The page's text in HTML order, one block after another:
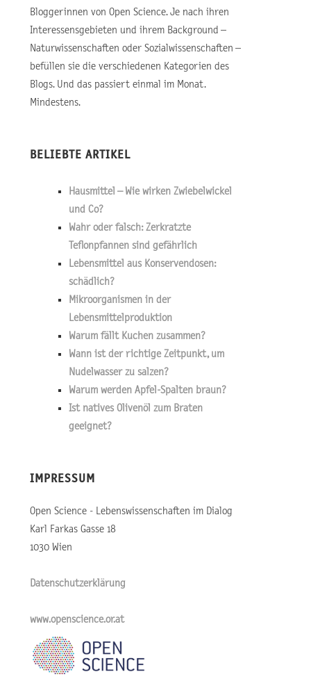
Bloggerinnen von Open Science. Je nach ihren
Interessensgebieten und ihrem Background –
Naturwissenschaften oder Sozialwissenschaften –
befüllen sie die verschiedenen Kategorien des
Blogs. Und das passiert einmal im Monat.
Mindestens.
BELIEBTE ARTIKEL
Hausmittel – Wie wirken Zwiebelwickel
und Co?
Wahr oder falsch: Zerkratzte
Teflonpfannen sind gefährlich
Lebensmittel aus Konservendosen:
schädlich?
Mikroorganismen in der
Lebensmittelproduktion
Warum fällt Kuchen zusammen?
Wann ist der richtige Zeitpunkt, um
Nudelwasser zu salzen?
Warum werden Apfel-Spalten braun?
Ist natives Olivenöl zum Braten
geeignet?
IMPRESSUM
Open Science - Lebenswissenschaften im Dialog
Karl Farkas Gasse 18
1030 Wien
Datenschutzerklärung
www.openscience.or.at